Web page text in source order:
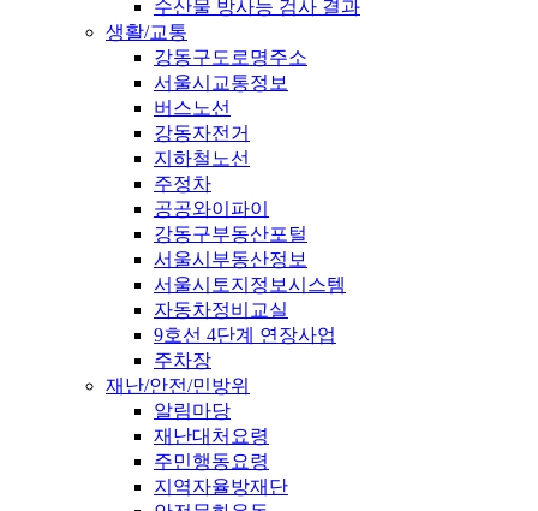
수산물 방사능 검사 결과
생활/교통
강동구도로명주소
서울시교통정보
버스노선
강동자전거
지하철노선
주정차
공공와이파이
강동구부동산포털
서울시부동산정보
서울시토지정보시스템
자동차정비교실
9호선 4단계 연장사업
주차장
재난/안전/민방위
알림마당
재난대처요령
주민행동요령
지역자율방재단